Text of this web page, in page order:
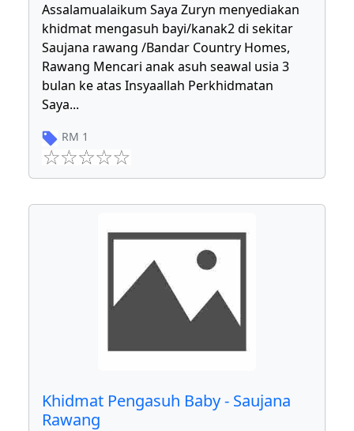
Assalamualaikum Saya Zuryn menyediakan
khidmat mengasuh bayi/kanak2 di sekitar
Saujana rawang /Bandar Country Homes,
Rawang Mencari anak asuh seawal usia 3
bulan ke atas Insyaallah Perkhidmatan
Saya...
RM 1
Khidmat Pengasuh Baby - Saujana
Rawang